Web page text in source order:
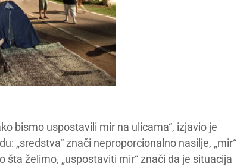
bismo uspostavili mir na ulicama“, izjavio je
„sredstva“ znači neproporcionalno nasilje, „mir“
želimo, „uspostaviti mir“ znači da je situacija